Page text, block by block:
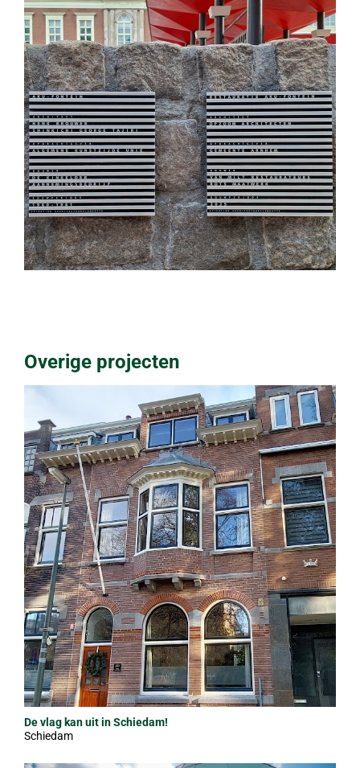
Overige projecten
De vlag kan uit in Schiedam!
Schiedam